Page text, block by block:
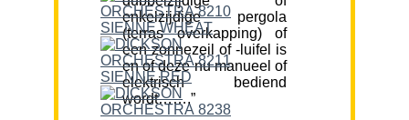
enkelzijdige pergola
(terras overkapping) of
een zonnezeil of -luifel is
en of deze nu manueel of
elektrisch bediend
wordt…….”